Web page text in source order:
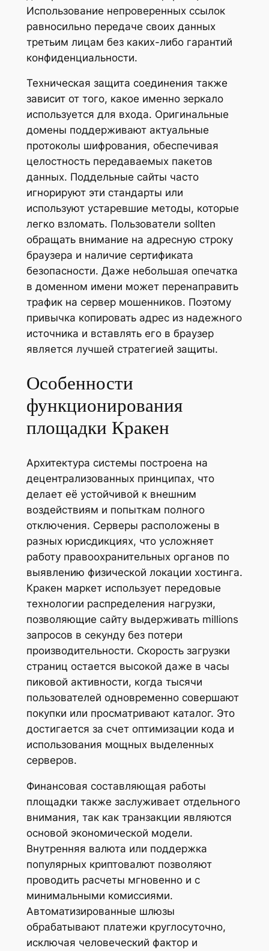
Использование непроверенных ссылок
равносильно передаче своих данных
третьим лицам без каких-либо гарантий
конфиденциальности.
Техническая защита соединения также
зависит от того, какое именно зеркало
используется для входа. Оригинальные
домены поддерживают актуальные
протоколы шифрования, обеспечивая
целостность передаваемых пакетов
данных. Поддельные сайты часто
игнорируют эти стандарты или
используют устаревшие методы, которые
легко взломать. Пользователи sollten
обращать внимание на адресную строку
браузера и наличие сертификата
безопасности. Даже небольшая опечатка
в доменном имени может перенаправить
трафик на сервер мошенников. Поэтому
привычка копировать адрес из надежного
источника и вставлять его в браузер
является лучшей стратегией защиты.
Особенности
функционирования
площадки Кракен
Архитектура системы построена на
децентрализованных принципах, что
делает её устойчивой к внешним
воздействиям и попыткам полного
отключения. Серверы расположены в
разных юрисдикциях, что усложняет
работу правоохранительных органов по
выявлению физической локации хостинга.
Кракен маркет использует передовые
технологии распределения нагрузки,
позволяющие сайту выдерживать millions
запросов в секунду без потери
производительности. Скорость загрузки
страниц остается высокой даже в часы
пиковой активности, когда тысячи
пользователей одновременно совершают
покупки или просматривают каталог. Это
достигается за счет оптимизации кода и
использования мощных выделенных
серверов.
Финансовая составляющая работы
площадки также заслуживает отдельного
внимания, так как транзакции являются
основой экономической модели.
Внутренняя валюта или поддержка
популярных криптовалют позволяют
проводить расчеты мгновенно и с
минимальными комиссиями.
Автоматизированные шлюзы
обрабатывают платежи круглосуточно,
исключая человеческий фактор и